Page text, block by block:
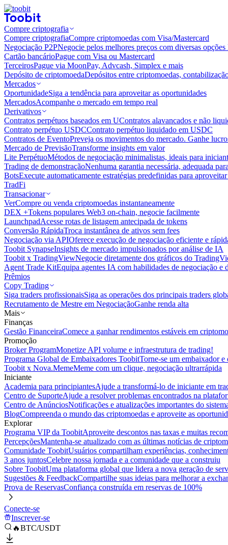
Compre criptografia
Compre criptografiaCompre criptomoedas com Visa/Mastercard
Negociação P2PNegocie pelos melhores preços com diversas
Cartão bancárioPague com Visa ou Mastercard
TerceirosPague via MoonPay, Advcash, Simplex e mais
Depósito de criptomoedaDepósitos entre criptomoedas,
Mercados
OportunidadeSiga a tendência para aproveitar as oportunidades
MercadosAcompanhe o mercado em tempo real
Derivativos
Contratos perpétuos baseados em UContratos alavancados e não
Contrato perpétuo USDCContrato perpétuo liquidado em USDC
Contratos de EventoPreveja os movimentos do mercado. Ganhe
Mercado de PrevisãoTransforme insights em valor
Lite PerpétuoMétodos de negociação minimalistas, ideais para
Trading de demonstraçãoNenhuma garantia necessária, adequada
BotsExecute automaticamente estratégias predefinidas para
TradFi
Transacionar
VerCompre ou venda criptomoedas instantaneamente
DEX +Tokens populares Web3 on-chain, negocie facilmente
LaunchpadAcesse rotas de listagem antecipada de tokens
Conversão RápidaTroca instantânea de ativos sem fees
Negociação via APIOferece execução de negociação eficiente e
Toobit SynapseInsights de mercado impulsionados por análise de IA
Toobit x TradingViewNegocie diretamente dos gráficos do
Agent Trade KitEquipa agentes IA com habilidades de negociação e
Prêmios
Copy Trading
Siga traders profissionaisSiga as operações dos principais traders
Recrutamento de Mestre em NegociaçãoGanhe renda alta
Mais
Finanças
Gestão FinanceiraComece a ganhar rendimentos estáveis em
Promoção
Broker ProgramMonetize API volume e infraestrutura de trading!
Programa Global de Embaixadores ToobitTorne-se um embaixador
Toobit x Nova.MemeMeme com um clique, negociação ultrarrápida
Iniciante
Academia para principiantesAjude a transformá-lo de iniciante em
Centro de SuporteAjude a resolver problemas encontrados na
Centro de AnúnciosNotificações e atualizações importantes do
BlogCompreenda o mundo das criptomoedas e aproveite as
Explorar
Programa VIP da ToobitAproveite descontos nas taxas e muitas
PercepçõesMantenha-se atualizado com as últimas notícias de
Comunidade ToobitUsuários compartilham experiências,
3 anos juntosCelebre nossa jornada e a comunidade que a construiu
Sobre ToobitUma plataforma global que lidera a nova geração de
Sugestões & FeedbackCompartilhe suas ideias para melhorar a
Prova de ReservasConfiança construída em reservas de 100%
Conecte-se
Inscrever-se
🔥BTC/USDT